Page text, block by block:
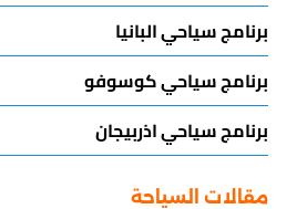
برنامج سياحي البانيا
برنامج سياحي كوسوفو
برنامج سياحي اذربيجان
مقالات السياحة